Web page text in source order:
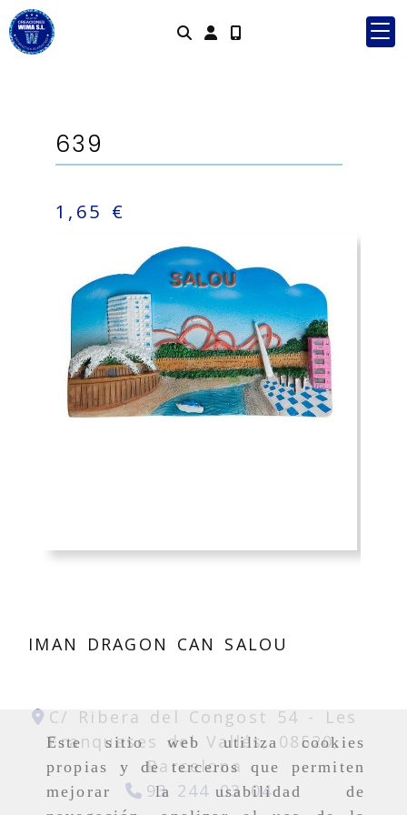
Este sitio web utiliza cookies
propias y de terceros que permiten
mejorar la usabilidad de
Identifícate
639
1,65 €
IMAN DRAGON CAN SALOU
C/ Ribera del Congost 54 -
Les
Franqueses del Vallés, 08520,
Barcelona
93 244 03 04